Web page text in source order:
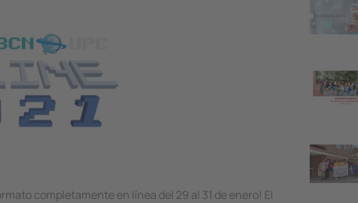
completamente en línea del 29 al 31 de enero! El